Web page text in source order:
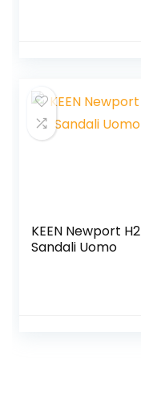
KEEN Newport H2
Sandali Uomo